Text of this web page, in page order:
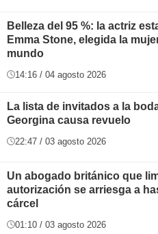
Belleza del 95 %: la actriz
Emma Stone, elegida la
mundo
14:16 / 04 agosto 2026
La lista de invitados a la
Georgina causa revuelo
22:47 / 03 agosto 2026
Un abogado británico que
autorización se arriesga a
cárcel
01:10 / 03 agosto 2026